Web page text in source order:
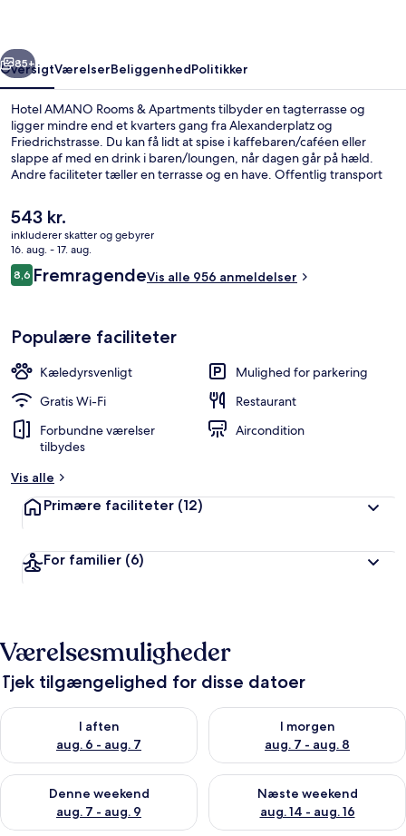
Næste
85+
OversigtVærelserBeliggenhedPolitikker
Hotel AMANO Rooms & Apartments tilbyder en tagterrasse og
ligger mindre end et kvarters gang fra Alexanderplatz og
Friedrichstrasse. Du kan få lidt at spise i kaffebaren/caféen eller
slappe af med en drink i baren/loungen, når dagen går på hæld.
Andre faciliteter tæller en terrasse og en have. Offentlig transport
Sporvognsstation ligger 4 minutter væk og Rosenthaler Platz U-
Bahn ligger 5 minutter derfra.
Den
nuværende
pris
er
543 kr.
543 kr.
inkluderer skatter og gebyrer
16. aug. - 17. aug.
Anmeldelser
8,68,6 ud af 10.
FremragendeVis alle 956 anmeldelser
Populære faciliteter
Kæledyrsvenligt
Mulighed for parkering
Gratis Wi-Fi
Restaurant
Forbundne værelser
tilbydes
Aircondition
Vis alle
Primære faciliteter (12)
For familier (6)
Værelsesmuligheder
Tjek tilgængelighed for disse datoer
I aften
aug. 6 - aug. 7
Tjek tilgængelighed for i aften aug. 6 - aug. 7
I morgen
aug. 7 - aug. 8
Tjek tilgængelighed for i
Denne weekend
aug. 7 - aug. 9
Tjek tilgængelighed for denne weekend aug. 7 - aug. 9
Næste weekend
aug. 14 - aug. 16
Tjek tilgængelighed for næste